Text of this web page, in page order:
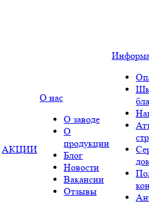
АКЦИИ
О нас
О заводе
О
продукции
Блог
Новости
Вакансии
Отзывы